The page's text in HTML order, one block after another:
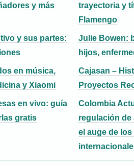
y más
trayectoria y
Flamengo
y sus partes:
Julie Bowen:
hijos,
en música,
y Xiaomi
Cajasan –
Proyectos
en vivo: guía
gratis
Colombia
regulación de
el auge de